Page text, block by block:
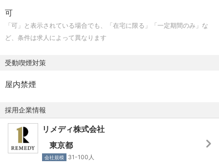
アパスも想定しています。
- 求職者の人生に届く実感がある。PVや視聴数だけでな
く、応募・面談・転職、そして転職先での活躍まで、自分
の企画が起こした変化を追える環境です。
エイターと外部制作会社が担うため、現時点での動画制作
の実務経験は不問です。
関わりたい方
- ※Webマーケティング／SEO／広告運用／人材業界の実務
経験は不問です。社内および外部パートナーで補完できま
可
「可」と表示されている場合でも、「在宅に限る」「一定期間のみ」な
ど、条件は求人によって異なります
受動喫煙対策
屋内禁煙
採用企業情報
リメディ株式会社
東京都
会社規模 31-100人